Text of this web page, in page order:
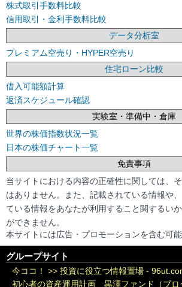
株式取引手数料比較
信用取引・金利手数料比較
データ分析室
プレミアム空売り・HYPER空売り
住宅ローン比較
借入可能額計算
返済スケジュール確認
実験室・準備中・倉庫
世界の株価指数状況一覧
日本の株価チャート一覧
免責事項
当サイトにおける内容の正確性に関しては、
はありません。また、記載されている情報や
ている情報をあなたが利用すること関するい
ができません。
本サイトには広告・プロモーションを含む可能
グループサイト
今ココ！ >> 投資に役立つ情報置場 -
初心者の資産運用計画 黒澤ファンド（ブロ